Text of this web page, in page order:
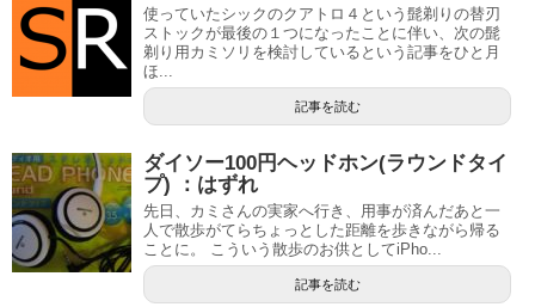
使っていたシックのクアトロ４という髭剃りの替刃
ストックが最後の１つになったことに伴い、次の髭
剃り用カミソリを検討しているという記事をひと月
ほ...
記事を読む
ダイソー100円ヘッドホン(ラウンドタイ
プ) ：はずれ
先日、カミさんの実家へ行き、用事が済んだあと一
人で散歩がてらちょっとした距離を歩きながら帰る
ことに。 こういう散歩のお供としてiPho...
記事を読む